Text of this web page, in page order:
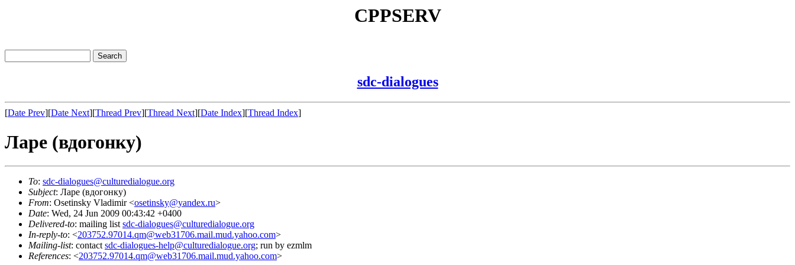
CPPSERV
sdc-dialogues
[Date Prev][Date Next][Thread Prev][Thread Next][Date Index][Thread Index]
Ларе (вдогонку)
To: sdc-dialogues@culturedialogue.org
Subject: Ларе (вдогонку)
From: Osetinsky Vladimir <osetinsky@yandex.ru>
Date: Wed, 24 Jun 2009 00:43:42 +0400
Delivered-to: mailing list sdc-dialogues@culturedialogue.org
In-reply-to: <203752.97014.qm@web31706.mail.mud.yahoo.com>
Mailing-list: contact sdc-dialogues-help@culturedialogue.org; run by ezmlm
References: <203752.97014.qm@web31706.mail.mud.yahoo.com>